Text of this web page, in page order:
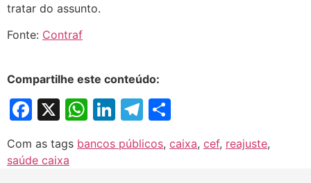
tratar do assunto.
Fonte: Contraf
Compartilhe este conteúdo:
Facebook
X WhatsApp
LinkedIn
Telegram
Com as tags bancos públicos, caixa, cef, reajuste,
saúde caixa